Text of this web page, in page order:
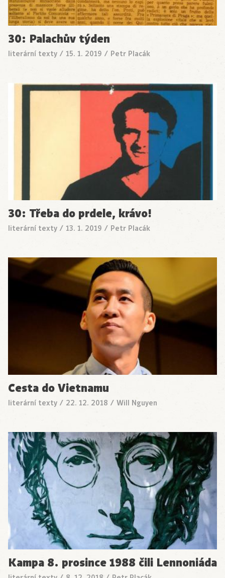
30: Palachův týden
literární texty / 15. 1. 2019 / Petr Placák
30: Třeba do prdele, krávo!
literární texty / 13. 1. 2019 / Petr Placák
Cesta do Vietnamu
literární texty / 22. 12. 2018 / Will Nguyen
Kampa 8. prosince 1988 čili Lennoniáda